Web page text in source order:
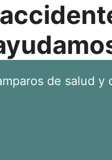
de salud